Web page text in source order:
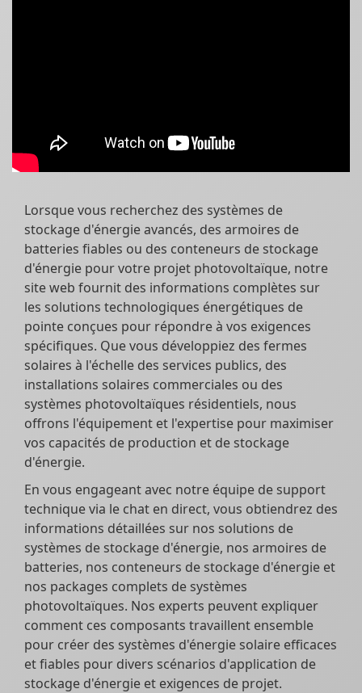
Lorsque vous recherchez des systèmes de
stockage d'énergie avancés, des armoires de
batteries fiables ou des conteneurs de stockage
d'énergie pour votre projet photovoltaïque, notre
site web fournit des informations complètes sur
les solutions technologiques énergétiques de
pointe conçues pour répondre à vos exigences
spécifiques. Que vous développiez des fermes
solaires à l'échelle des services publics, des
installations solaires commerciales ou des
systèmes photovoltaïques résidentiels, nous
offrons l'équipement et l'expertise pour maximiser
vos capacités de production et de stockage
d'énergie.
En vous engageant avec notre équipe de support
technique via le chat en direct, vous obtiendrez des
informations détaillées sur nos solutions de
systèmes de stockage d'énergie, nos armoires de
batteries, nos conteneurs de stockage d'énergie et
nos packages complets de systèmes
photovoltaïques. Nos experts peuvent expliquer
comment ces composants travaillent ensemble
pour créer des systèmes d'énergie solaire efficaces
et fiables pour divers scénarios d'application de
stockage d'énergie et exigences de projet.